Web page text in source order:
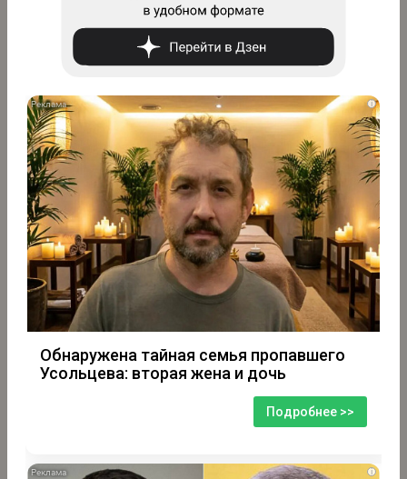
i
Обнаружена тайная семья пропавшего
Усольцева: вторая жена и дочь
Подробнее >>
i